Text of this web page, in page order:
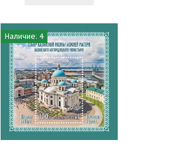
Наличие: 4